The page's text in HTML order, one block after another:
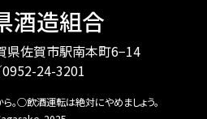
酒造組合
県佐賀市駅南本町6−14
24-3201
。○飲酒運転は絶対にやめましょう。